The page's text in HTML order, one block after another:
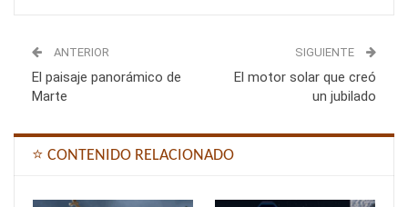
ANTERIOR
El paisaje panorámico de
Marte
SIGUIENTE
El motor solar que creó
un jubilado
⭐ CONTENIDO RELACIONADO